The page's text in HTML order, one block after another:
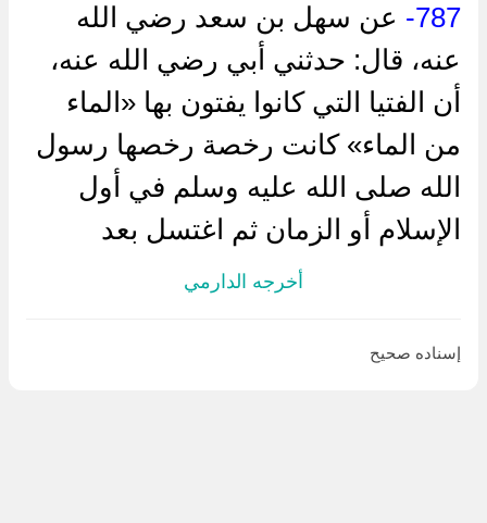
787-
عن سهل بن سعد رضي الله
عنه، قال: حدثني أبي رضي الله عنه،
أن الفتيا التي كانوا يفتون بها «الماء
من الماء» كانت رخصة رخصها رسول
الله صلى الله عليه وسلم في أول
الإسلام أو الزمان ثم اغتسل بعد
أخرجه الدارمي
إسناده صحيح